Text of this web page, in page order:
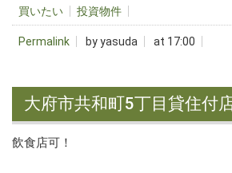
買いたい 投資物件
Permalink by yasuda at 17:00
大府市共和町5丁目貸住付
飲食店可！